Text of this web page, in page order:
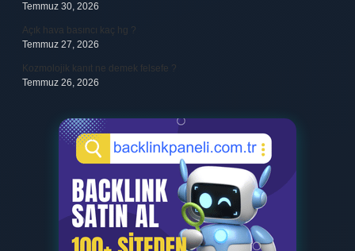
Temmuz 30, 2026
Açık hava basıncı kaç hg ?
Temmuz 27, 2026
Kozmolojik kanıt ne demek felsefe ?
Temmuz 26, 2026